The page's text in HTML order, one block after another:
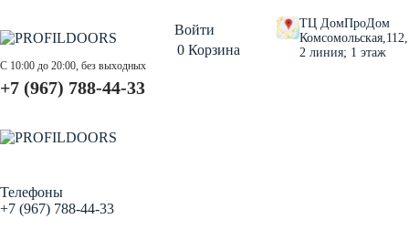
ТЦ ДомПроДом
Комсомольская,112,
2 линия; 1 этаж
С 10:00 до 20:00, без выходных
+7 (967) 788-44-33
Войти
0 Корзина
Телефоны
+7 (967) 788-44-33